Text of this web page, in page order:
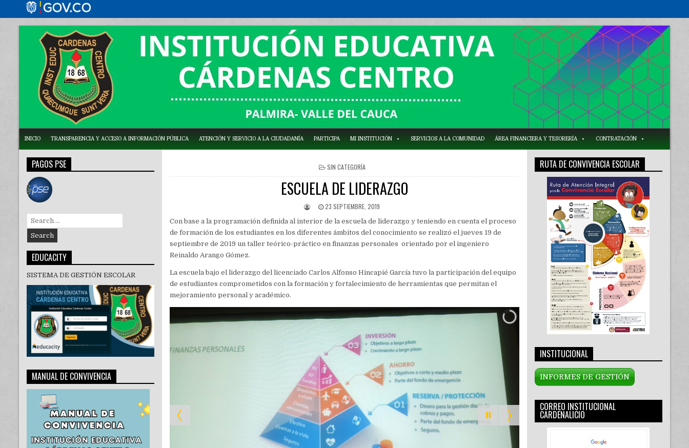
INICIO TRANSPARENCIA Y ACCESO A INFORMACIÓN PÚBLICA ATENCIÓN Y SERVICIO A LA CIUDADANÍA PARTICIPA MI INSTITUCIÓN SERVICIOS A LA COMUNIDAD ÁREA FINANCIERA Y TESORERÍA CONTRATACIÓN
POSTED
IN
SIN CATEGORÍA
ESCUELA DE LIDERAZGO
23 SEPTIEMBRE, 2019
Con base a la programación definida al interior de la escuela de liderazgo y teniendo en cuenta el proceso
de formación de los estudiantes en los diferentes ámbitos del conocimiento se realizó el jueves 19 de
septiembre de 2019 un taller teórico-práctico en finanzas personales orientado por el ingeniero
Reinaldo Arango Gómez.
La escuela bajo el liderazgo del licenciado Carlos Alfonso Hincapié García tuvo la participación del equipo
de estudiantes comprometidos con la formación y fortalecimiento de herramientas que permitan el
mejoramiento personal y académico.
PAGOS PSE
Search
for:
EDUCACITY
SISTEMA DE GESTIÓN ESCOLAR
MANUAL DE CONVIVENCIA
RUTA DE CONVIVENCIA ESCOLAR
INSTITUCIONAL
INFORMES DE GESTIÓN
CORREO INSTITUCIONAL
CARDENALICIO